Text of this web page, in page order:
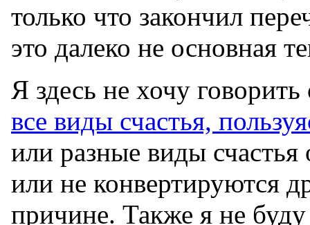
только что закончил
это далеко не основная
Я здесь не хочу
все виды счастья,
или разные виды
или не конвертируются
причине. Также я не буду